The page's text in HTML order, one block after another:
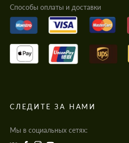
Cпособы оплаты и доставки
СЛЕДИТЕ ЗА НАМИ
Мы в социальных сетях: